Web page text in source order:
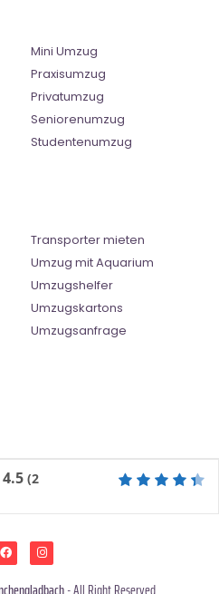
Mini Umzug
Praxisumzug
Privatumzug
Seniorenumzug
Studentenumzug
Transporter mieten
Umzug mit Aquarium
Umzugshelfer
Umzugskartons
Umzugsanfrage
4.5 (2